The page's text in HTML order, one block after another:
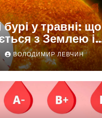
бурі у травні: що
з Землею і
ВОЛОДИМИР ЛЕВЧИН